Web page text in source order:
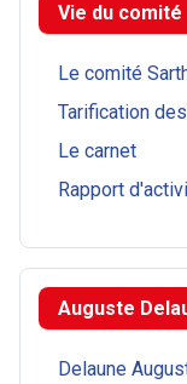
Vie du comité
Le comité
Tarification
Le carnet
Rapport
Auguste
Delaune